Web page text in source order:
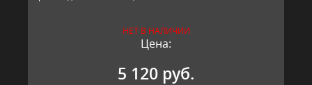
НЕТ В НАЛИЧИИ
Цена:
5 120 руб.